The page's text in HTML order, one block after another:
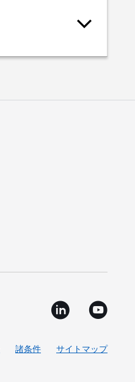
諸条件 サイトマップ